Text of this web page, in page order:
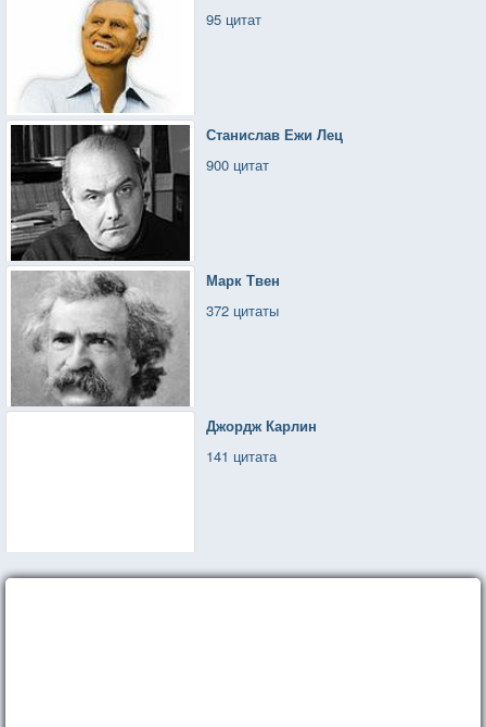
95 цитат
Станислав Ежи Лец
900 цитат
Марк Твен
372 цитаты
Джордж Карлин
141 цитата